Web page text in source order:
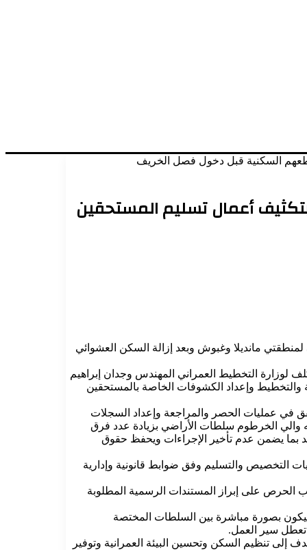
السكنية قبل دخول فصل الخريف
أعمال تسليم المستحقين
الخاصة بمربع (٨) اليرموك بمحلية جبل أولياء والمكون لمنطقتي مانديلا وغبوش وبعد إزالة السكن العشوائي
لوزارة التخطيط العمراني المهندس وجدان إبراهيم
والتخطيط وإعداد الكشوفات الخاصة بالمستحقين
في عمليات الحصر والمراجعة وإعداد السجلات
والي الخرطوم سلطات الأراضي بزيادة عدد فرق
بما يضمن عدم تأخير الإجراءات ويحفظ حقوق
التخصيص والتسليم وفق ضوابط قانونية وإدارية
الحرص على إبراز المستندات الرسمية المطلوبة
سيكون بصورة مباشرة بين السلطات المختصة
تعطل سير العمل.
إلى تنظيم السكن وتحسين البيئة العمرانية وتوفير